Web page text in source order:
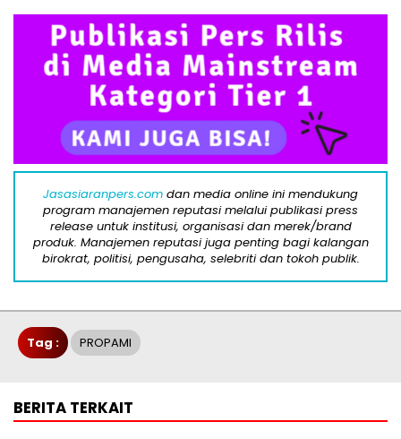
Jasasiaranpers.com dan media online ini mendukung
program manajemen reputasi melalui publikasi press
release untuk institusi, organisasi dan merek/brand
produk. Manajemen reputasi juga penting bagi kalangan
birokrat, politisi, pengusaha, selebriti dan tokoh publik.
Tag : PROPAMI
BERITA TERKAIT